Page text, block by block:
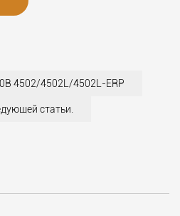
4502/4502L/4502L-ERP
статьи.